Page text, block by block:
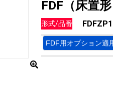
FDF（床置
形式/品番
FDF用オプション適